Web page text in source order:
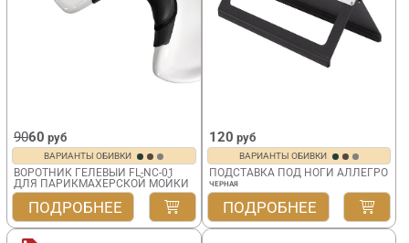
9060 руб
ВАРИАНТЫ ОБИВКИ
ВОРОТНИК ГЕЛЕВЫЙ FL-NC-01
ДЛЯ ПАРИКМАХЕРСКОЙ МОЙКИ
ПОДРОБНЕЕ
120 руб
ВАРИАНТЫ ОБИВКИ
ПОДСТАВКА ПОД НОГИ АЛЛЕГРО
ЧЕРНАЯ
ПОДРОБНЕЕ